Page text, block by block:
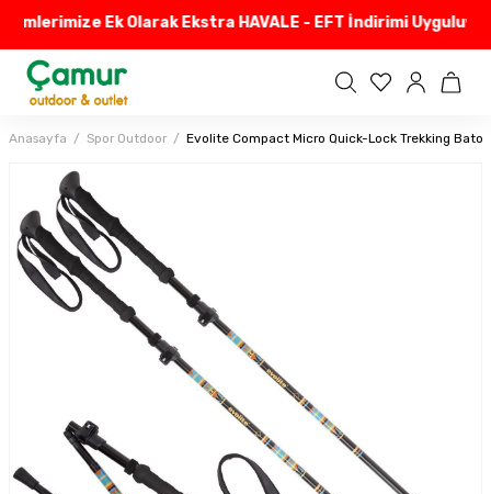
Ek Olarak Ekstra HAVALE - EFT İndirimi
Anasayfa Spor Outdoor Evolite Compact Micro Quick-Lock Trekking